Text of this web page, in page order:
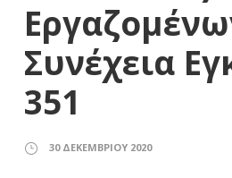
Συνέχεια
351
30 ΔΕΚΕΜΒΡΊΟΥ 2020